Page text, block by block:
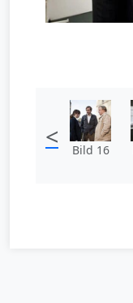
< Bild 16